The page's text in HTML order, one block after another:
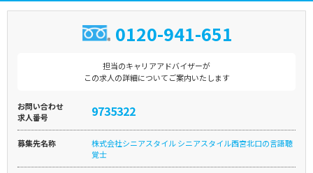
0120-941-651
担当のキャリアアドバイザーが
この求人の詳細についてご案内いたします
お問い合わせ
求人番号
9735322
募集先名称
株式会社シニアスタイル シニアスタイル西宮北口の言語聴
覚士